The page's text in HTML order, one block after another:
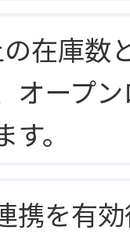
在庫数
オープ
。
携を有